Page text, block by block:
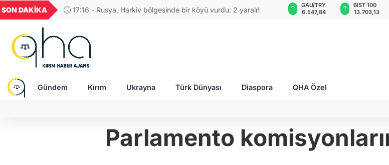
SON DAKİKA
17:04 - Rus ordusuna SİHA üreten şirketin CEO'su bombalı
UYU
1,1856
18,1987
16,2477
28,0626
0,0018
GAU/TRY
6.547,84
BIST 100
13.703,13
Gündem Kırım Ukrayna Türk Dünyası Diaspora QHA Özel
Parlamento